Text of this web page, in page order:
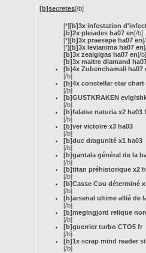
[b]secretes[/b]
[*][b]3x infestation
[b]2x pleiades ha07 en[/b]
[*][b]3x praesepe ha07 en
[*][b]3x levianima ha07 en
[b]3x zealgigas ha07 en[/b]
[b]3x maitre diamand
[b]4x Zubenchamali ha07
[/b]
[b]4x constellar star chart
[/b]
[b]GUSTKRAKEN
[/b]
[b]falaise naturia x2 ha03
[/b]
[b]ver victoire x3 ha03
[/b]
[b]duc dragunité x1 ha03
[/b]
[b]gantala général de la
[/b]
[b]titan préhistorique x2
[/b]
[b]Casse Cou déterminé
[/b]
[b]arsenal ultime allié de
[/b]
[b]megingjord relique
[/b]
[b]guerrier turbo CTO5 fr
[/b]
[b]1x scrap mind reader
[/b]